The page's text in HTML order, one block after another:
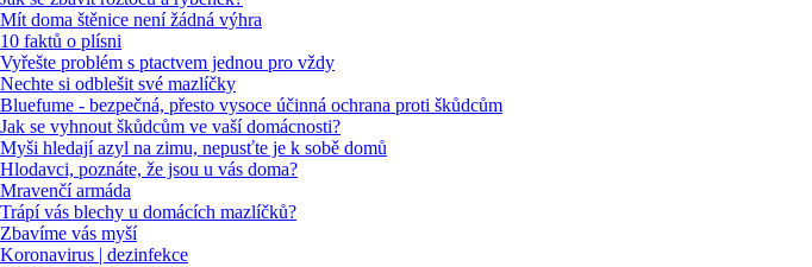
Mít doma štěnice není žádná výhra
10 faktů o plísni
Vyřešte problém s ptactvem jednou pro vždy
Nechte si odblešit své mazlíčky
Bluefume - bezpečná, přesto vysoce účinná ochrana proti škůdcům
Jak se vyhnout škůdcům ve vaší domácnosti?
Myši hledají azyl na zimu, nepusťte je k sobě domů
Hlodavci, poznáte, že jsou u vás doma?
Mravenčí armáda
Trápí vás blechy u domácích mazlíčků?
Zbavíme vás myší
Koronavirus | dezinfekce